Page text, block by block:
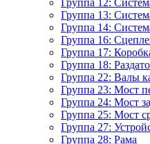
Группа 12:
Группа 13:
Группа 14:
Группа 16:
Группа 17:
Группа 18:
Группа 22: Валы
Группа 23: Мост
Группа 24: Мост
Группа 25: Мост
Группа 27:
Группа 28: Рама